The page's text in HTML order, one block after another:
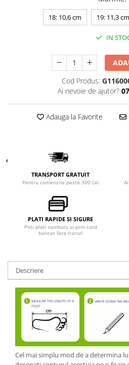
18: 10,6 cm 19: 11,3 cm
IN
Cod Produs:
Ai nevoie de ajutor?
Adauga la Favorite
TRANSPORT GRATUIT
Pentru comenzile peste 300 Lei
PLATI RAPIDE SI SIGURE
Poti plati ramburs si prin card
bancar fara riscuri
Descriere
Cel mai simplu mod de a determina